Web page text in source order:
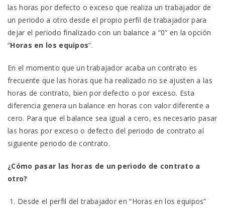
las horas por defecto o exceso que realiza un trabajador de
un periodo a otro desde el propio perfil de trabajador para
dejar el periodo finalizado con un balance a “0” en la opción
“Horas en los equipos”.
En el momento que un trabajador acaba un contrato es
frecuente que las horas que ha realizado no se ajusten a las
horas de contrato, bien por defecto o por exceso. Esta
diferencia genera un balance en horas con valor diferente a
cero. Para que el balance sea igual a cero, es necesario pasar
las horas por exceso o defecto del periodo de contrato al
siguiente periodo de contrato.
¿Cómo pasar las horas de un periodo de contrato a
otro?
Desde el perfil del trabajador en “Horas en los equipos”